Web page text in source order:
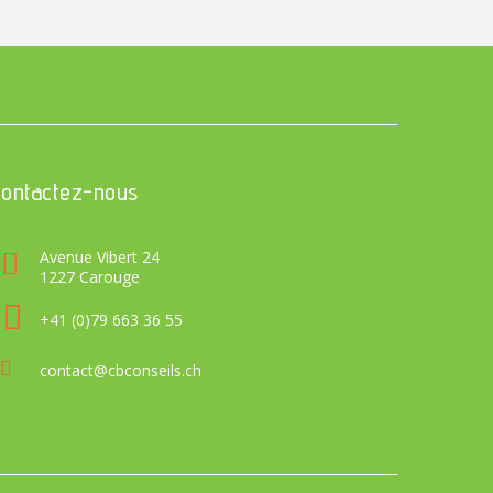
nous
Avenue Vibert 24
1227 Carouge
+41 (0)79 663 36 55
contact@cbconseils.ch